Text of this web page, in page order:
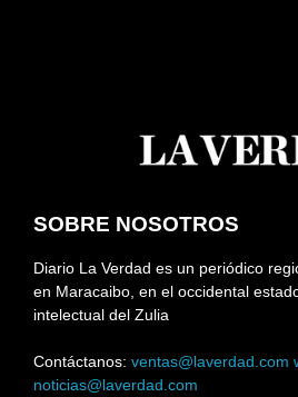
SOBRE NOSOTROS
Diario La Verdad es un periódico
en Maracaibo, en el occidental
intelectual del Zulia
Contáctanos: ventas@laverdad.com
noticias@laverdad.com